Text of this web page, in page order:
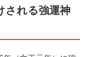
に。
される強運神